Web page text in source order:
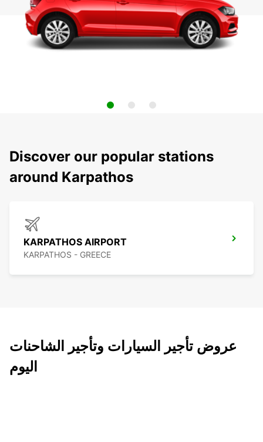
Discover our popular stations
around Karpathos
KARPATHOS AIRPORT
KARPATHOS - GREECE
عروض تأجير السيارات وتأجير الشاحنات
اليوم